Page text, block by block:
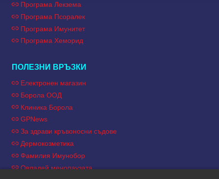
Програма Лекзема
Програма Псоралек
Програма Имунитет
Програма Хеморид
ПОЛЕЗНИ ВРЪЗКИ
Електронен магазин
Борола ООД
Клиника Борола
GPNews
За здрави кръвоносни съдове
Дермокозметика
Фамилия Имунобор
Овладей менопаузата